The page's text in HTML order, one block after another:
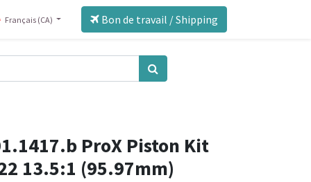
Français (CA) Bon de travail / Shipping
ProX Piston Kit
13.5:1 (95.97mm)